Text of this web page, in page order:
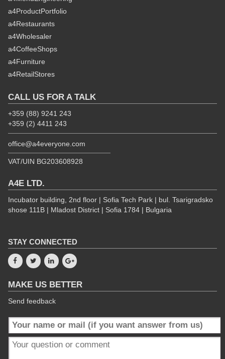
a4ProductPortfolio
a4Restaurants
a4Wholesaler
a4CoffeeShops
a4Furniture
a4RetailStores
CALL US FOR A TALK
+359 (88) 9241 243
+359 (2) 4411 243
office@a4everyone.com
VAT/UIN BG203608928
A4E LTD.
Incubator building, 2nd floor | Sofia Tech Park | bul. Tsarigradsko
shose 111B | Mladost District | Sofia 1784 | Bulgaria
STAY CONNECTED
MAKE US BETTER
Send feedback